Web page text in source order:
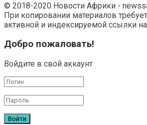
© 2018-2020 Новости Африки -
При копировании материалов
активной и индексируемой ссылки на
Добро пожаловать!
Войдите в свой аккаунт